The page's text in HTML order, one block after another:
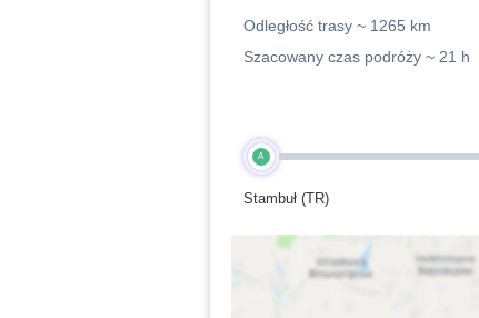
Odległość trasy ~ 1265 km
Szacowany czas podróży ~ 21 h
A
Stambuł (TR)